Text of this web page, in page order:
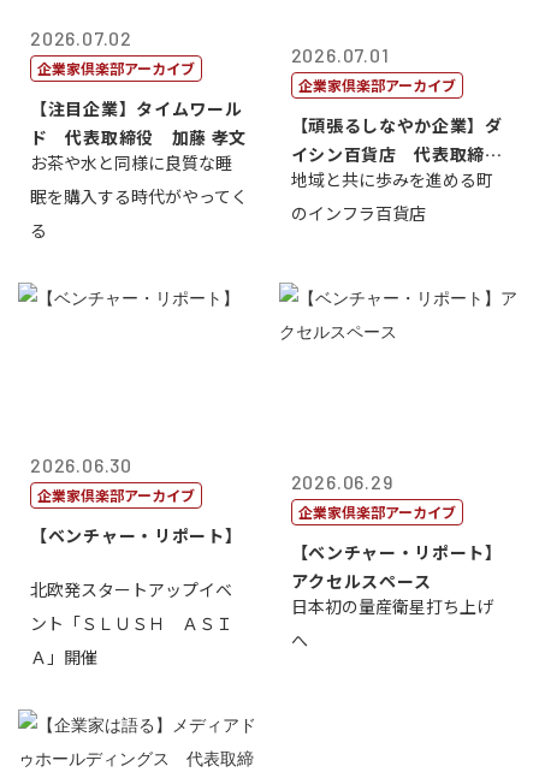
2026.07.02
企業家倶楽部アーカイブ
【注目企業】タイムワール
ド 代表取締役 加藤 孝文
お茶や水と同様に良質な睡
眠を購入する時代がやってく
る
2026.07.01
企業家倶楽部アーカイブ
【頑張るしなやか企業】ダ
イシン百貨店 代表取締役
社長 西山 ...
地域と共に歩みを進める町
のインフラ百貨店
2026.06.30
企業家倶楽部アーカイブ
【ベンチャー・リポート】
北欧発スタートアップイベ
ント「ＳＬＵＳＨ ＡＳＩ
Ａ」開催
2026.06.29
企業家倶楽部アーカイブ
【ベンチャー・リポート】
アクセルスペース
日本初の量産衛星打ち上げ
へ